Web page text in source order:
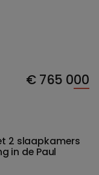
€765 000
2 slaapkamers
in de Paul